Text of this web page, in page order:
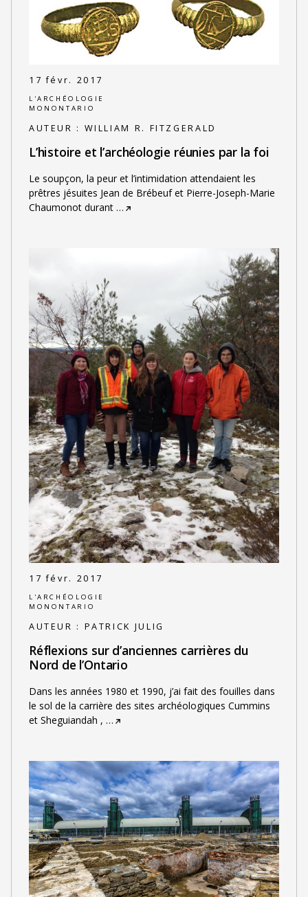
17 févr. 2017
L'ARCHÉOLOGIE
MONONTARIO
AUTEUR : WILLIAM R. FITZGERALD
L’histoire et l’archéologie réunies par la foi
Le soupçon, la peur et l’intimidation attendaient les
prêtres jésuites Jean de Brébeuf et Pierre-Joseph-Marie
Chaumonot durant…
17 févr. 2017
L'ARCHÉOLOGIE
MONONTARIO
AUTEUR : PATRICK JULIG
Réflexions sur d’anciennes carrières du
Nord de l’Ontario
Dans les années 1980 et 1990, j’ai fait des fouilles dans
le sol de la carrière des sites archéologiques Cummins
et Sheguiandah , …